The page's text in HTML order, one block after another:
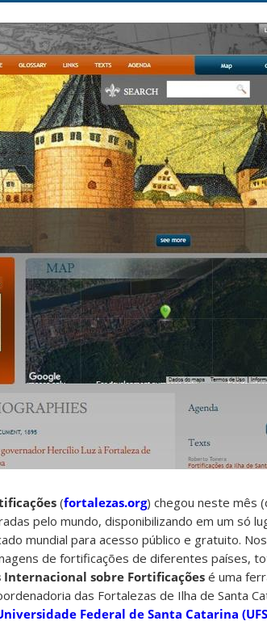
(fortalezas.org) chegou neste mês
pelo mundo, disponibilizando em um só
mundial para acesso público e gratuito.
de fortificações de diferentes países,
Internacional sobre Fortificações é uma
das Fortalezas de Ilha de Santa
Federal de Santa Catarina